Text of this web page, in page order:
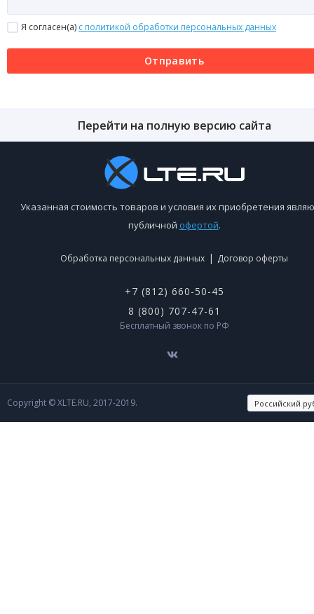
Я согласен(a) с политикой обработки персональных данных
Отправить
Перейти на полную версию сайта
Указанная стоимость товаров и условия их приобретения
публичной офертой.
Обработка персональных данных | Договор оферты
+7 (812) 660-50-45
8 (800) 707-47-61
Бесплатный звонок по РФ
Copyright © XLTE.RU, 2017-2019.